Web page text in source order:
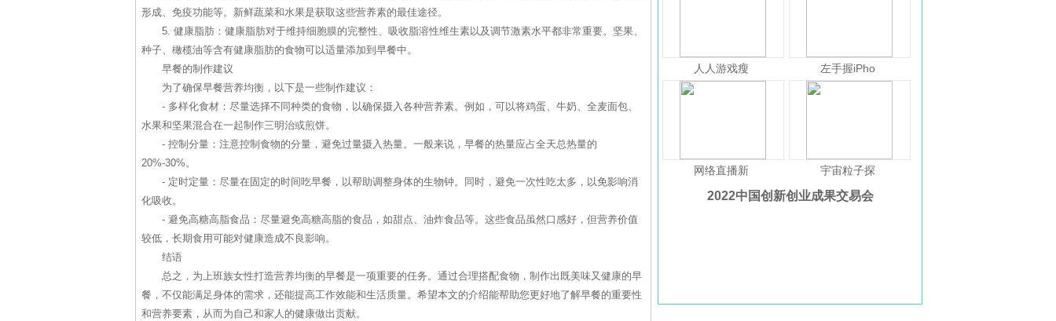
形成、免疫功能等。新鲜蔬菜和水果是获取这些营养素的最佳途径。
5. 健康脂肪：健康脂肪对于维持细胞膜的完整性、吸收脂溶性维生素以及调节激素水平都非常重要。坚果、
种子、橄榄油等含有健康脂肪的食物可以适量添加到早餐中。
早餐的制作建议
为了确保早餐营养均衡，以下是一些制作建议：
- 多样化食材：尽量选择不同种类的食物，以确保摄入各种营养素。例如，可以将鸡蛋、牛奶、全麦面包、
水果和坚果混合在一起制作三明治或煎饼。
- 控制分量：注意控制食物的分量，避免过量摄入热量。一般来说，早餐的热量应占全天总热量的
20%-30%。
- 定时定量：尽量在固定的时间吃早餐，以帮助调整身体的生物钟。同时，避免一次性吃太多，以免影响消
化吸收。
- 避免高糖高脂食品：尽量避免高糖高脂的食品，如甜点、油炸食品等。这些食品虽然口感好，但营养价值
较低，长期食用可能对健康造成不良影响。
结语
总之，为上班族女性打造营养均衡的早餐是一项重要的任务。通过合理搭配食物，制作出既美味又健康的早
餐，不仅能满足身体的需求，还能提高工作效能和生活质量。希望本文的介绍能帮助您更好地了解早餐的重要性
和营养要素，从而为自己和家人的健康做出贡献。
人人游戏瘦 左手握iPho
网络直播新 宇宙粒子探
2022中国创新创业成果交易会